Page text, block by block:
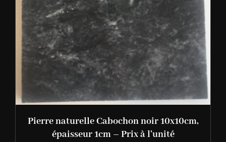
Pierre naturelle Cabochon noir 10x10cm,
épaisseur 1cm – Prix à l’unité